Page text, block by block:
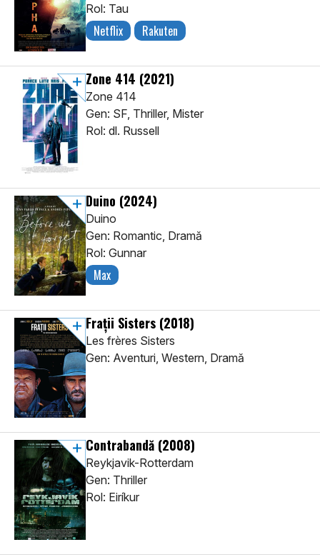
Rol: Tau
Netflix Rakuten
Zone 414 (2021)
Zone 414
Gen: SF, Thriller, Mister
Rol: dl. Russell
Duino (2024)
Duino
Gen: Romantic, Dramă
Rol: Gunnar
Max
Frații Sisters (2018)
Les frères Sisters
Gen: Aventuri, Western, Dramă
Contrabandă (2008)
Reykjavik-Rotterdam
Gen: Thriller
Rol: Eiríkur